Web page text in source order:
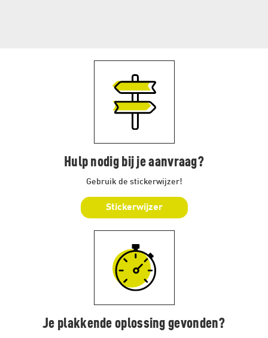
Hulp nodig bij je aanvraag?
Gebruik de stickerwijzer!
Stickerwijzer
Je plakkende oplossing gevonden?